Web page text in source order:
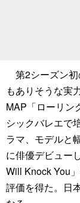
第2シーズン初
もありそうな実
MAP「ローリン
シックバレエで
ラマ、モデルと
に俳優デビュー
Will Knock You
評価を得た。日